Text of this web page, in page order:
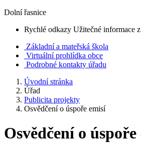
Dolní řasnice
Rychlé odkazy Užitečné informace
Základní a mateřská škola
Virtuální prohlídka obce
Podrobné kontakty úřadu
Úvodní stránka
Úřad
Publicita projekty
Osvědčení o úspoře emisí
Osvědčení o